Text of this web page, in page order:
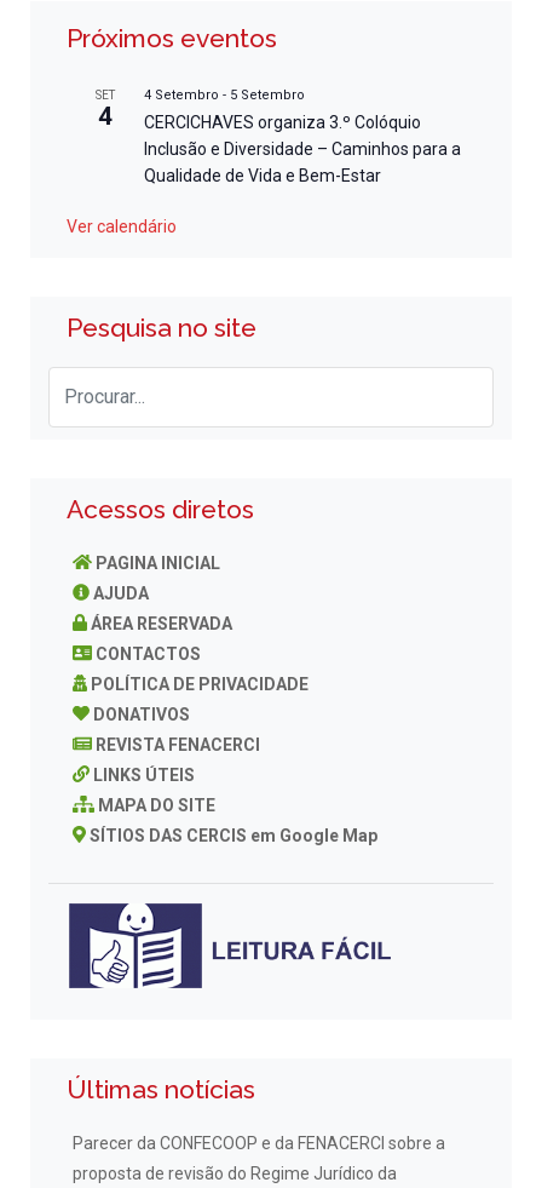
Próximos eventos
SET
4
4 Setembro - 5 Setembro
CERCICHAVES organiza 3.º Colóquio
Inclusão e Diversidade – Caminhos para a
Qualidade de Vida e Bem-Estar
Ver calendário
Pesquisa no site
Acessos diretos
PAGINA INICIAL
AJUDA
ÁREA RESERVADA
CONTACTOS
POLÍTICA DE PRIVACIDADE
DONATIVOS
REVISTA FENACERCI
LINKS ÚTEIS
MAPA DO SITE
SÍTIOS DAS CERCIS em Google Map
Últimas notícias
Parecer da CONFECOOP e da FENACERCI sobre a
proposta de revisão do Regime Jurídico da